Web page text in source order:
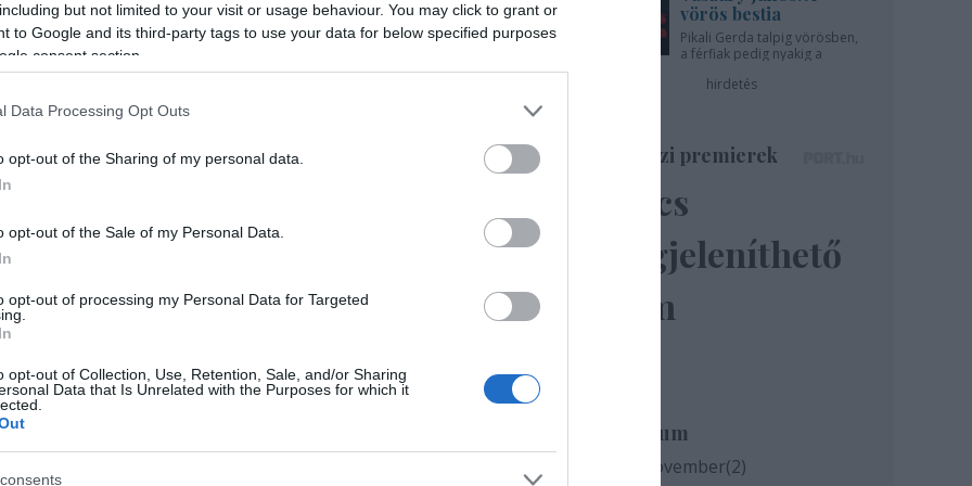
but not limited to your visit or usage behaviour. You may click to grant or
to Google and its third-party tags to use your data for below specified purposes
consent section.
Data Processing Opt Outs
opt-out of the Sharing of my personal data.
opt-out of the Sale of my Personal Data.
opt-out of processing my Personal Data for Targeted
opt-out of Collection, Use, Retention, Sale, and/or Sharing
Data that Is Unrelated with the Purposes for which it
színtársulatának tagjai és a vendégművészként
Pál, Serbán Attila, Nagy Sándor, Gubik Petra -
vasfüggönye előtt a Nemzeti Színház utolsó
FrigyesJászai-díjas színművész, a békéscsabaiLear
vörös bestia
Pikali Gerda talpig vörösben,
a férfiak pedig nyakig a
hirdetés
Színházi premierek
Nincs
megjeleníthető
elem
Archívum
2020 november(2)